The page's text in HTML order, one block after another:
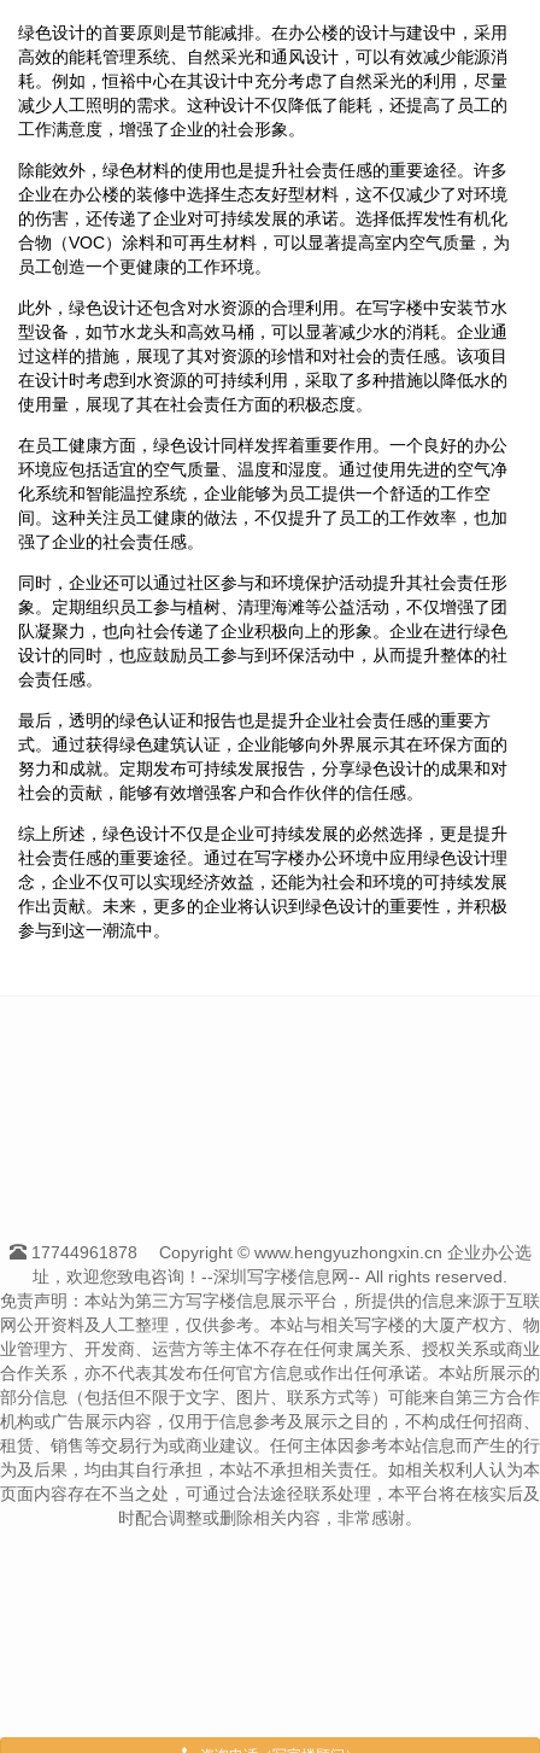
绿色设计的首要原则是节能减排。在办公楼的设计与建设中，采用
高效的能耗管理系统、自然采光和通风设计，可以有效减少能源消
耗。例如，恒裕中心在其设计中充分考虑了自然采光的利用，尽量
减少人工照明的需求。这种设计不仅降低了能耗，还提高了员工的
工作满意度，增强了企业的社会形象。
除能效外，绿色材料的使用也是提升社会责任感的重要途径。许多
企业在办公楼的装修中选择生态友好型材料，这不仅减少了对环境
的伤害，还传递了企业对可持续发展的承诺。选择低挥发性有机化
合物（VOC）涂料和可再生材料，可以显著提高室内空气质量，为
员工创造一个更健康的工作环境。
此外，绿色设计还包含对水资源的合理利用。在写字楼中安装节水
型设备，如节水龙头和高效马桶，可以显著减少水的消耗。企业通
过这样的措施，展现了其对资源的珍惜和对社会的责任感。该项目
在设计时考虑到水资源的可持续利用，采取了多种措施以降低水的
使用量，展现了其在社会责任方面的积极态度。
在员工健康方面，绿色设计同样发挥着重要作用。一个良好的办公
环境应包括适宜的空气质量、温度和湿度。通过使用先进的空气净
化系统和智能温控系统，企业能够为员工提供一个舒适的工作空
间。这种关注员工健康的做法，不仅提升了员工的工作效率，也加
强了企业的社会责任感。
同时，企业还可以通过社区参与和环境保护活动提升其社会责任形
象。定期组织员工参与植树、清理海滩等公益活动，不仅增强了团
队凝聚力，也向社会传递了企业积极向上的形象。企业在进行绿色
设计的同时，也应鼓励员工参与到环保活动中，从而提升整体的社
会责任感。
最后，透明的绿色认证和报告也是提升企业社会责任感的重要方
式。通过获得绿色建筑认证，企业能够向外界展示其在环保方面的
努力和成就。定期发布可持续发展报告，分享绿色设计的成果和对
社会的贡献，能够有效增强客户和合作伙伴的信任感。
综上所述，绿色设计不仅是企业可持续发展的必然选择，更是提升
社会责任感的重要途径。通过在写字楼办公环境中应用绿色设计理
念，企业不仅可以实现经济效益，还能为社会和环境的可持续发展
作出贡献。未来，更多的企业将认识到绿色设计的重要性，并积极
参与到这一潮流中。
17744961878
Copyright © www.hengyuzhongxin.cn 企业办公选
址，欢迎您致电咨询！--深圳写字楼信息网-- All rights reserved.
免责声明：本站为第三方写字楼信息展示平台，所提供的信息来源于互联
网公开资料及人工整理，仅供参考。本站与相关写字楼的大厦产权方、物
业管理方、开发商、运营方等主体不存在任何隶属关系、授权关系或商业
合作关系，亦不代表其发布任何官方信息或作出任何承诺。本站所展示的
部分信息（包括但不限于文字、图片、联系方式等）可能来自第三方合作
机构或广告展示内容，仅用于信息参考及展示之目的，不构成任何招商、
租赁、销售等交易行为或商业建议。任何主体因参考本站信息而产生的行
为及后果，均由其自行承担，本站不承担相关责任。如相关权利人认为本
页面内容存在不当之处，可通过合法途径联系处理，本平台将在核实后及
时配合调整或删除相关内容，非常感谢。